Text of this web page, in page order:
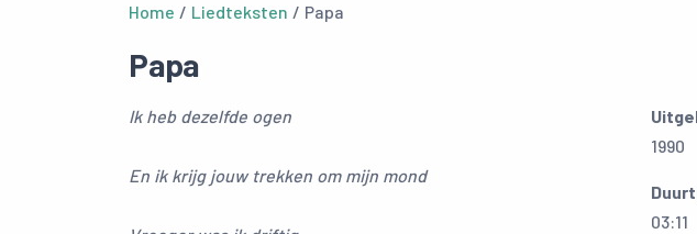
Home / Liedteksten / Papa
Papa
Ik heb dezelfde ogen
En ik krijg jouw trekken om mijn mond
1990
03:11